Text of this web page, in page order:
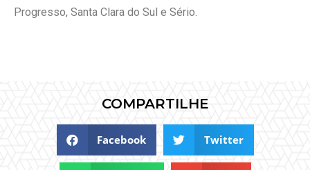
Progresso, Santa Clara do Sul e Sério.
COMPARTILHE
Facebook Twitter